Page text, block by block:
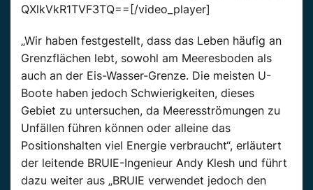
QXlkVkR1TVF3TQ==[/video_player]
„Wir haben festgestellt, dass das Leben häufig an
Grenzflächen lebt, sowohl am Meeresboden als
auch an der Eis-Wasser-Grenze. Die meisten U-
Boote haben jedoch Schwierigkeiten, dieses
Gebiet zu untersuchen, da Meeresströmungen zu
Unfällen führen können oder alleine das
Positionshalten viel Energie verbraucht“, erläutert
der leitende BRUIE-Ingenieur Andy Klesh und führt
dazu weiter aus „BRUIE verwendet jedoch den